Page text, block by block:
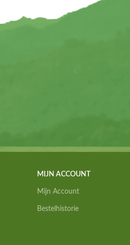
MIJN ACCOUNT
Mijn Account
Bestelhistorie